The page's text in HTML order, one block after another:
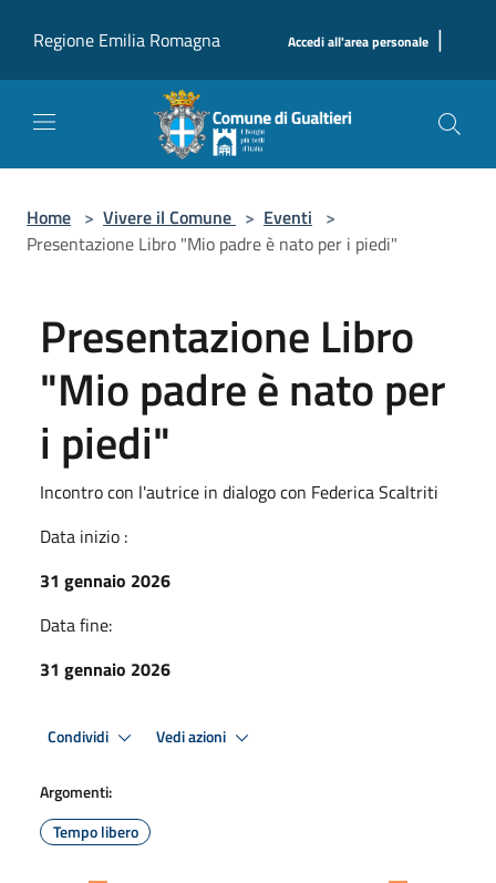
Regione Emilia Romagna
Accedi all'area personale |
Home > Vivere il Comune > Eventi >
Presentazione Libro "Mio padre è nato per i piedi"
Presentazione Libro
"Mio padre è nato per
i piedi"
Incontro con l'autrice in dialogo con Federica Scaltriti
Data inizio :
31 gennaio 2026
Data fine:
31 gennaio 2026
Condividi Vedi azioni
Argomenti:
Tempo libero